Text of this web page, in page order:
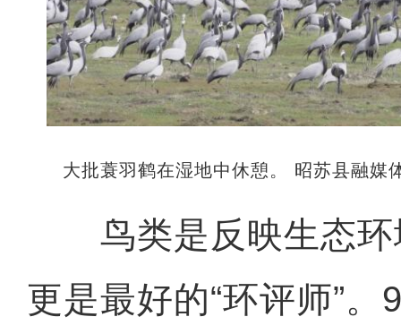
大批蓑羽鹤在湿地中休憩。 昭苏县融媒
鸟类是反映生态环
更是最好的“环评师”